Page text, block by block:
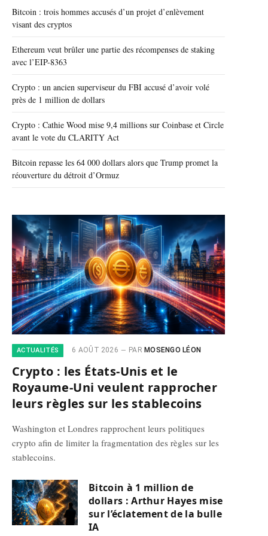
Bitcoin : trois hommes accusés d’un projet d’enlèvement
visant des cryptos
Ethereum veut brûler une partie des récompenses de staking
avec l’EIP-8363
Crypto : un ancien superviseur du FBI accusé d’avoir volé
près de 1 million de dollars
Crypto : Cathie Wood mise 9,4 millions sur Coinbase et Circle
avant le vote du CLARITY Act
Bitcoin repasse les 64 000 dollars alors que Trump promet la
réouverture du détroit d’Ormuz
ACTUALITÉS 6 AOÛT 2026 PAR MOSENGO LÉON
Crypto : les États-Unis et le
Royaume-Uni veulent rapprocher
leurs règles sur les stablecoins
Washington et Londres rapprochent leurs politiques
crypto afin de limiter la fragmentation des règles sur les
stablecoins.
Bitcoin à 1 million de
dollars : Arthur Hayes mise
sur l’éclatement de la bulle
IA